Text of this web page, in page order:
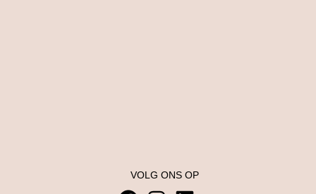
VOLG ONS OP